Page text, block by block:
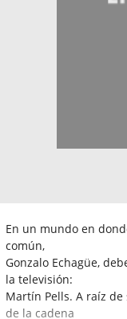
En un mundo en
común,
Gonzalo Echagüe,
la televisión:
Martín Pells. A raíz
de la cadena